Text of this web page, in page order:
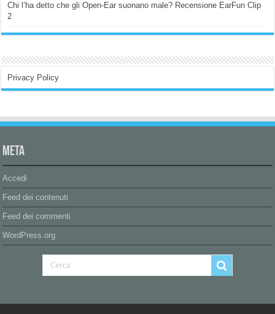
Chi l’ha detto che gli Open-Ear suonano male? Recensione EarFun Clip
2
Privacy Policy
Meta
Accedi
Feed dei contenuti
Feed dei commenti
WordPress.org